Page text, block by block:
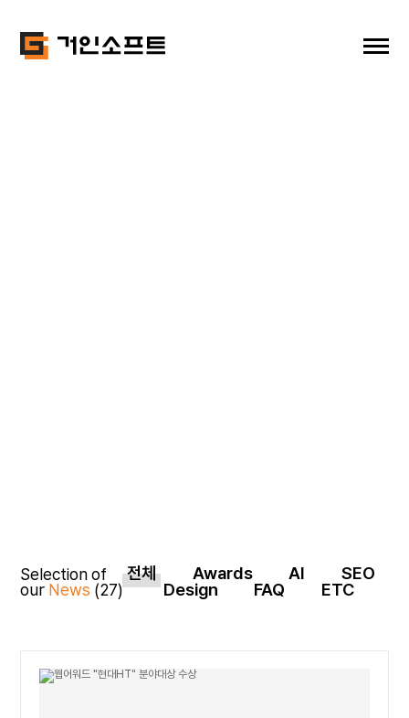
Selection of
our News (27)
전체 Awards AI SEO
Design FAQ ETC